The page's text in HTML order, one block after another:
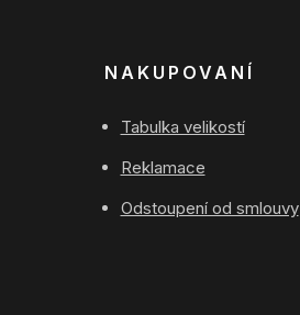
NAKUPOVANÍ
Tabulka velikostí
Reklamace
Odstoupení od smlouvy